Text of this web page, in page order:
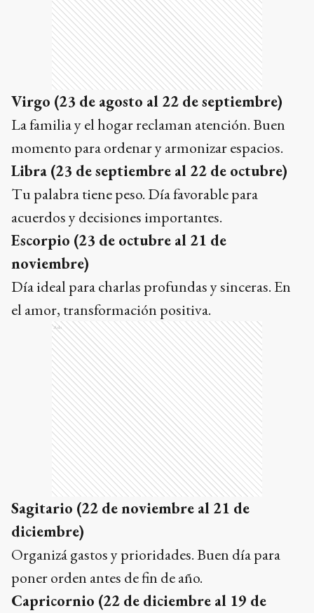
Virgo (23 de agosto al 22 de septiembre)
La familia y el hogar reclaman atención. Buen
momento para ordenar y armonizar espacios.
Libra (23 de septiembre al 22 de octubre)
Tu palabra tiene peso. Día favorable para
acuerdos y decisiones importantes.
Escorpio (23 de octubre al 21 de
noviembre)
Día ideal para charlas profundas y sinceras. En
el amor, transformación positiva.
Ads
Sagitario (22 de noviembre al 21 de
diciembre)
Organizá gastos y prioridades. Buen día para
poner orden antes de fin de año.
Capricornio (22 de diciembre al 19 de